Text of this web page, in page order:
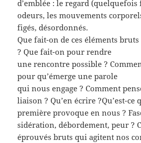
d’emblée : le regard (quelquefois
odeurs, les mouvements
figés, désordonnés.
Que fait-on de ces éléments
? Que fait-on pour rendre
une rencontre possible ?
pour qu’émerge une parole
qui nous engage ? Comment
liaison ? Qu’en écrire ?Qu’est-ce
première provoque en nous ?
sidération, débordement, peur ?
éprouvés bruts qui agitent nos